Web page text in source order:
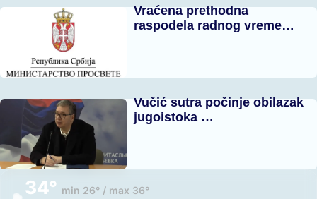
Vraćena prethodna
raspodela radnog vreme…
Vučić sutra počinje obilazak
jugoistoka …
34° min 26° / max 36°